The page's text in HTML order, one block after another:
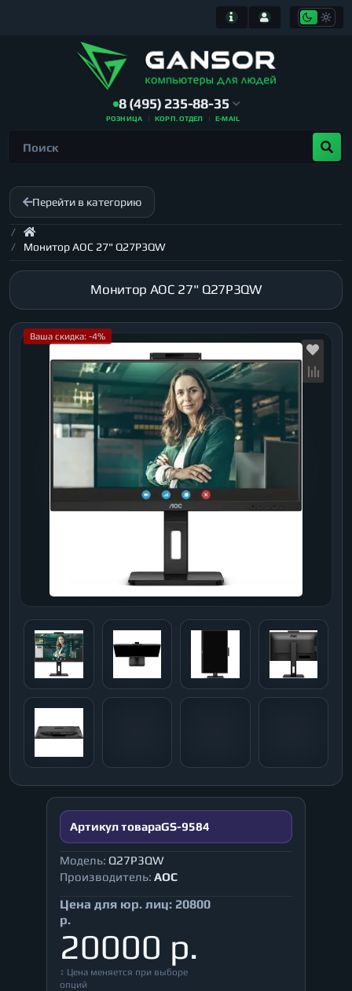
8 (495) 235-88-35
РОЗНИЦА КОРП. ОТДЕЛ E-MAIL
Перейти в категорию
Монитор AOC 27" Q27P3QW
Монитор AOC 27" Q27P3QW
Ваша скидка: -4%
Артикул товараGS-9584
Модель: Q27P3QW
Производитель: AOC
Цена для юр. лиц: 20800
р.
20000 р.
↕ Цена меняется при выборе
опций